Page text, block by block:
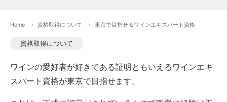
Home 資格取得について 東京で目指せるワインエキスパート資格
資格取得について
ワインの愛好者が好きである証明ともいえるワインエキ
スパート資格が東京で目指せます。